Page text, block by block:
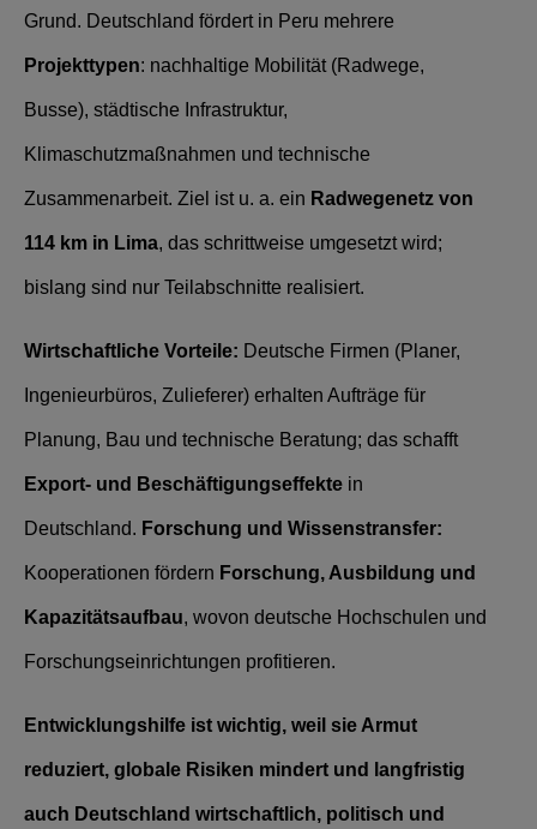
Grund. Deutschland fördert in Peru mehrere
Projekttypen: nachhaltige Mobilität (Radwege,
Busse), städtische Infrastruktur,
Klimaschutzmaßnahmen und technische
Zusammenarbeit. Ziel ist u. a. ein Radwegenetz von
114 km in Lima, das schrittweise umgesetzt wird;
bislang sind nur Teilabschnitte realisiert.
Wirtschaftliche Vorteile: Deutsche Firmen (Planer,
Ingenieurbüros, Zulieferer) erhalten Aufträge für
Planung, Bau und technische Beratung; das schafft
Export‑ und Beschäftigungseffekte in
Deutschland. Forschung und Wissenstransfer:
Kooperationen fördern Forschung, Ausbildung und
Kapazitätsaufbau, wovon deutsche Hochschulen und
Forschungseinrichtungen profitieren.
Entwicklungshilfe ist wichtig, weil sie Armut
reduziert, globale Risiken mindert und langfristig
auch Deutschland wirtschaftlich, politisch und